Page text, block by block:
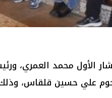
محمد العمري،
علي حسين قلقاس،